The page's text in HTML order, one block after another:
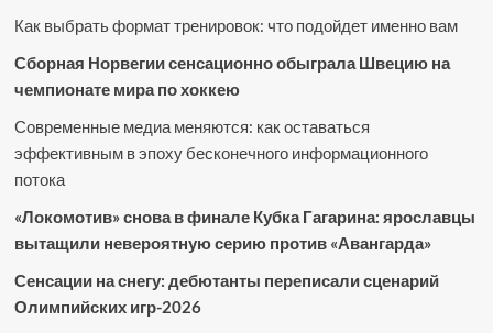
Как выбрать формат тренировок: что подойдет именно вам
Сборная Норвегии сенсационно обыграла Швецию на
чемпионате мира по хоккею
Современные медиа меняются: как оставаться
эффективным в эпоху бесконечного информационного
потока
«Локомотив» снова в финале Кубка Гагарина: ярославцы
вытащили невероятную серию против «Авангарда»
Сенсации на снегу: дебютанты переписали сценарий
Олимпийских игр-2026